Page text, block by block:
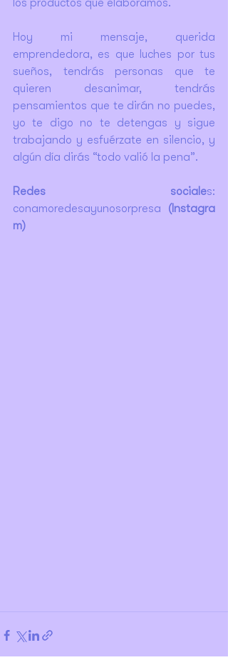
los productos que elaboramos.
Hoy mi mensaje, querida
emprendedora, es que luches por tus
sueños, tendrás personas que te
quieren desanimar, tendrás
pensamientos que te dirán no puedes,
yo te digo no te detengas y sigue
trabajando y esfuérzate en silencio, y
algún día dirás “todo valió la pena”.
Redes sociales:
conamoredesayunosorpresa (Instagra
m)